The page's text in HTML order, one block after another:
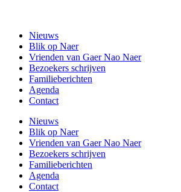
inhoud
Nieuws
Blik op Naer
Vrienden van Gaer Nao Naer
Bezoekers schrijven
Familieberichten
Agenda
Contact
Nieuws
Blik op Naer
Vrienden van Gaer Nao Naer
Bezoekers schrijven
Familieberichten
Agenda
Contact